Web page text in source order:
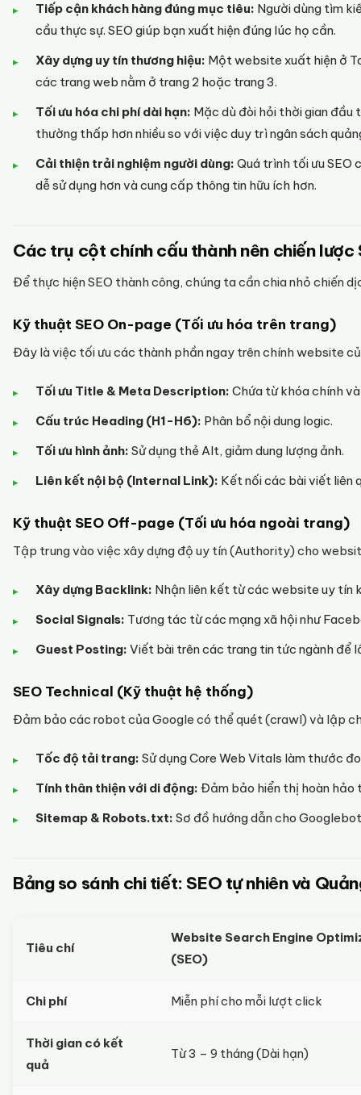
Tiếp cận khách hàng đúng mục tiêu: Người dùng tìm
cầu thực sự. SEO giúp bạn xuất hiện đúng lúc họ cần.
Xây dựng uy tín thương hiệu: Một website xuất hiện ở
các trang web nằm ở trang 2 hoặc trang 3.
Tối ưu hóa chi phí dài hạn: Mặc dù đòi hỏi thời gian đầu
thường thấp hơn nhiều so với việc duy trì ngân sách
Cải thiện trải nghiệm người dùng: Quá trình tối ưu SEO
dễ sử dụng hơn và cung cấp thông tin hữu ích hơn.
Các trụ cột chính cấu thành nên chiến lược
Để thực hiện SEO thành công, chúng ta cần chia nhỏ chiến
Kỹ thuật SEO On-page (Tối ưu hóa trên trang)
Đây là việc tối ưu các thành phần ngay trên chính website
Tối ưu Title & Meta Description: Chứa từ khóa chính
Cấu trúc Heading (H1-H6): Phân bổ nội dung logic.
Tối ưu hình ảnh: Sử dụng thẻ Alt, giảm dung lượng ảnh.
Liên kết nội bộ (Internal Link): Kết nối các bài viết liên
Kỹ thuật SEO Off-page (Tối ưu hóa ngoài trang)
Tập trung vào việc xây dựng độ uy tín (Authority) cho
Xây dựng Backlink: Nhận liên kết từ các website uy tín
Social Signals: Tương tác từ các mạng xã hội như
Guest Posting: Viết bài trên các trang tin tức ngành để
SEO Technical (Kỹ thuật hệ thống)
Đảm bảo các robot của Google có thể quét (crawl) và lập
Tốc độ tải trang: Sử dụng Core Web Vitals làm thước
Tính thân thiện với di động: Đảm bảo hiển thị hoàn hảo
Sitemap & Robots.txt: Sơ đồ hướng dẫn cho
Bảng so sánh chi tiết: SEO tự nhiên và
Tiêu chí
Website Search Engine
(SEO)
Chi phí Miễn phí cho mỗi lượt click
Thời gian có kết
quả
Từ 3 – 9 tháng (Dài hạn)